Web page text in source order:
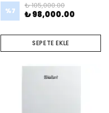
%7
₺ 105,000.00
₺ 98,000.00
SEPETE EKLE